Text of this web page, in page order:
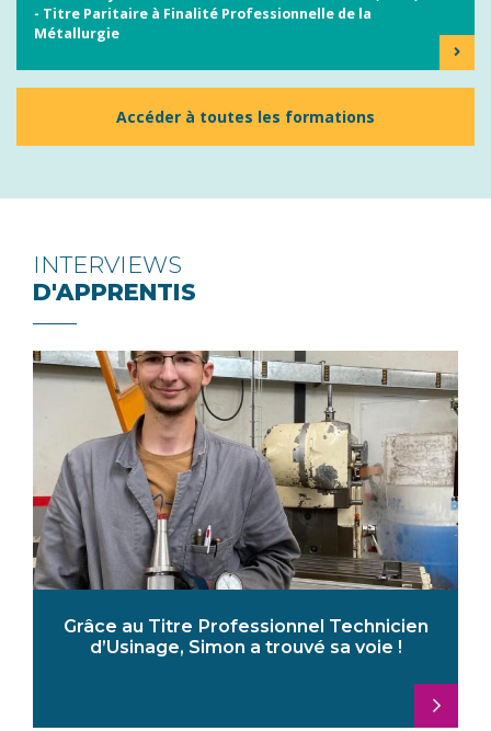
- Titre Paritaire à Finalité Professionnelle de la
Métallurgie
Accéder à toutes les formations
INTERVIEWS
D'APPRENTIS
Grâce au Titre Professionnel Technicien
d’Usinage, Simon a trouvé sa voie !